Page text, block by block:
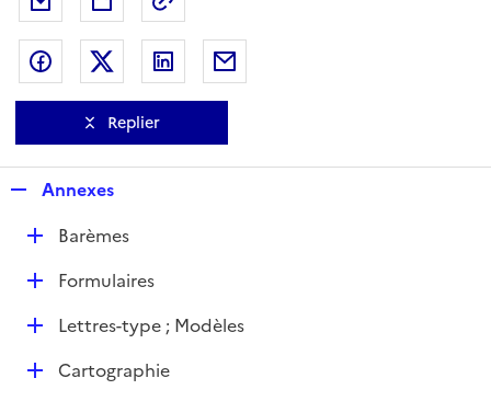
Partager sur Facebook
Partager sur Twitter
Partager sur LinkedIn
Replier
p
l
i
e
Annexes
DBarèmes
DFormulaires
DLettres-type ; Modèles
DCartographie